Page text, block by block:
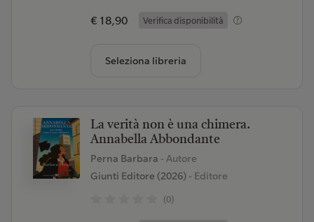
€ 18,90 Verifica disponibilità
Seleziona libreria
La verità non è una chimera.
Annabella Abbondante
Perna Barbara - Autore
Giunti Editore (2026)- Editore
(0)